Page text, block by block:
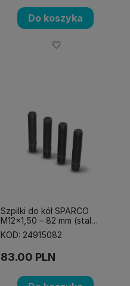
Do koszyka
Szpilki do kół SPARCO
M12x1,50 – 82 mm (stal
10,8)
KOD: 24915082
83.00 PLN